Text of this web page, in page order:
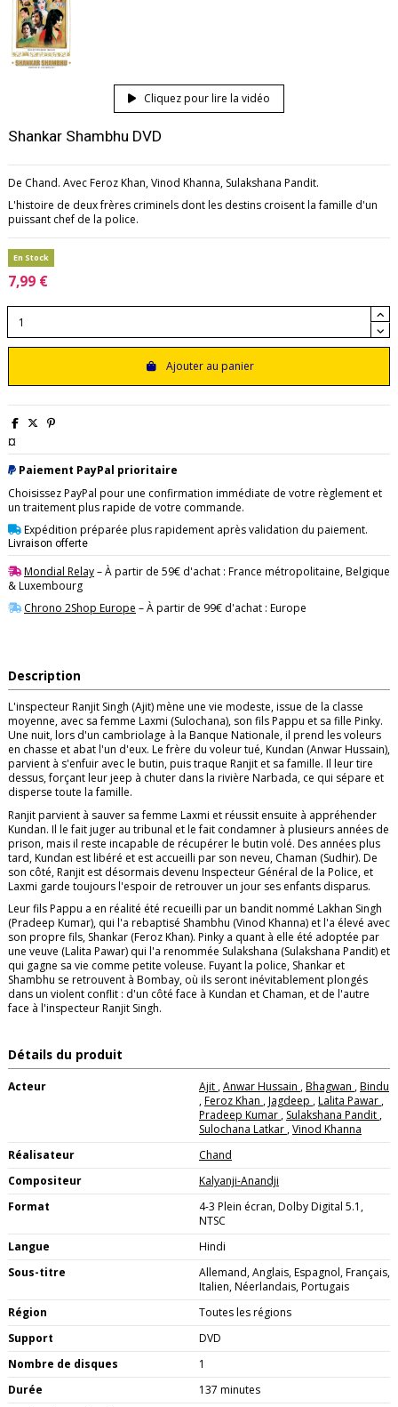
Cliquez pour lire la vidéo
Shankar Shambhu DVD
De Chand. Avec Feroz Khan, Vinod Khanna, Sulakshana Pandit.
L'histoire de deux frères criminels dont les destins croisent la famille d'un
puissant chef de la police.
En Stock
7,99 €
Ajouter au panier
¤
Paiement PayPal prioritaire
Choisissez PayPal pour une confirmation immédiate de votre règlement et
un traitement plus rapide de votre commande.
Expédition préparée plus rapidement après validation du paiement.
Livraison offerte
Mondial Relay– À partir de 59€ d'achat : France métropolitaine, Belgique
& Luxembourg
Chrono 2Shop Europe – À partir de 99€ d'achat : Europe
Description
L'inspecteur Ranjit Singh (Ajit) mène une vie modeste, issue de la classe
moyenne, avec sa femme Laxmi (Sulochana), son fils Pappu et sa fille Pinky.
Une nuit, lors d'un cambriolage à la Banque Nationale, il prend les voleurs
en chasse et abat l'un d'eux. Le frère du voleur tué, Kundan (Anwar Hussain),
parvient à s'enfuir avec le butin, puis traque Ranjit et sa famille. Il leur tire
dessus, forçant leur jeep à chuter dans la rivière Narbada, ce qui sépare et
disperse toute la famille.
Ranjit parvient à sauver sa femme Laxmi et réussit ensuite à appréhender
Kundan. Il le fait juger au tribunal et le fait condamner à plusieurs années de
prison, mais il reste incapable de récupérer le butin volé. Des années plus
tard, Kundan est libéré et est accueilli par son neveu, Chaman (Sudhir). De
son côté, Ranjit est désormais devenu Inspecteur Général de la Police, et
Laxmi garde toujours l'espoir de retrouver un jour ses enfants disparus.
Leur fils Pappu a en réalité été recueilli par un bandit nommé Lakhan Singh
(Pradeep Kumar), qui l'a rebaptisé Shambhu (Vinod Khanna) et l'a élevé avec
son propre fils, Shankar (Feroz Khan). Pinky a quant à elle été adoptée par
une veuve (Lalita Pawar) qui l'a renommée Sulakshana (Sulakshana Pandit) et
qui gagne sa vie comme petite voleuse. Fuyant la police, Shankar et
Shambhu se retrouvent à Bombay, où ils seront inévitablement plongés
dans un violent conflit : d'un côté face à Kundan et Chaman, et de l'autre
face à l'inspecteur Ranjit Singh.
Détails du produit
Acteur Ajit ,Anwar Hussain ,Bhagwan ,Bindu
,Feroz Khan ,Jagdeep ,Lalita Pawar ,
Pradeep Kumar , Sulakshana Pandit ,
Sulochana Latkar ,Vinod Khanna
Réalisateur
Chand
Compositeur
Kalyanji-Anandji
Format
4-3 Plein écran, Dolby Digital 5.1,
NTSC
Langue
Hindi
Sous-titre
Allemand, Anglais, Espagnol, Français,
Italien, Néerlandais, Portugais
Région
Toutes les régions
Support
DVD
Nombre de disques
1
Durée
137 minutes